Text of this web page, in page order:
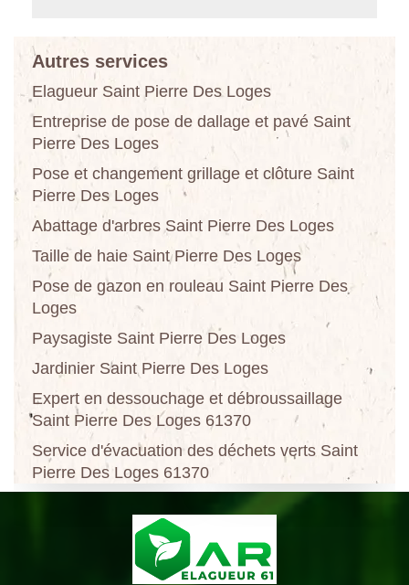
Autres services
Elagueur Saint Pierre Des Loges
Entreprise de pose de dallage et pavé Saint
Pierre Des Loges
Pose et changement grillage et clôture Saint
Pierre Des Loges
Abattage d'arbres Saint Pierre Des Loges
Taille de haie Saint Pierre Des Loges
Pose de gazon en rouleau Saint Pierre Des
Loges
Paysagiste Saint Pierre Des Loges
Jardinier Saint Pierre Des Loges
Expert en dessouchage et débroussaillage
Saint Pierre Des Loges 61370
Service d'évacuation des déchets verts Saint
Pierre Des Loges 61370